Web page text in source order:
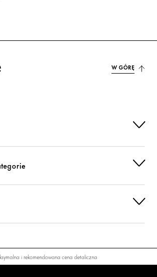
W GÓRĘ
i rekomendowana cena detaliczna